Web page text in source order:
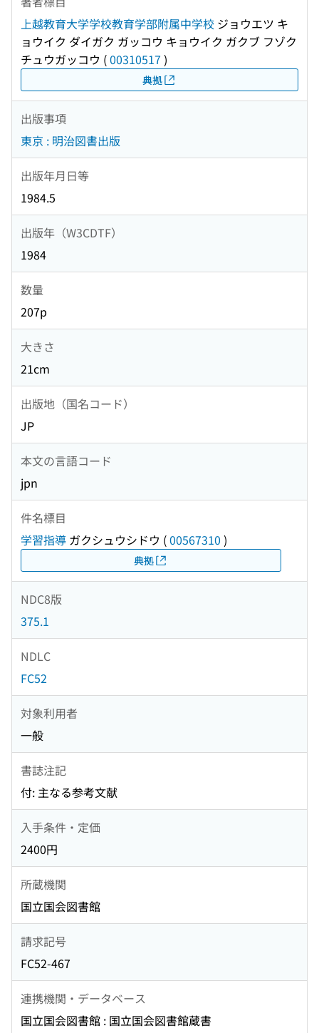
上越教育大学学校教育学部附属中学校 ジョウエツ キ
ョウイク ダイガク ガッコウ キョウイク ガクブ フゾク
チュウガッコウ (00310517 )
典拠
出版事項
東京 : 明治図書出版
出版年月日等
1984.5
出版年（W3CDTF）
1984
数量
207p
大きさ
21cm
出版地（国名コード）
JP
本文の言語コード
jpn
件名標目
学習指導 ガクシュウシドウ (00567310 )
典拠
NDC8版
375.1
NDLC
FC52
対象利用者
一般
書誌注記
付: 主なる参考文献
入手条件・定価
2400円
所蔵機関
国立国会図書館
請求記号
FC52-467
連携機関・データベース
国立国会図書館 : 国立国会図書館蔵書